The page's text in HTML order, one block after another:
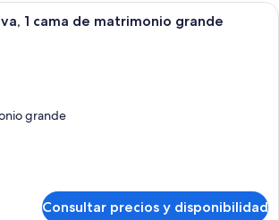
Habitación de hotel con cama, un
1 cama de matrimonio grande
grande
Consultar precios y disponibilidad